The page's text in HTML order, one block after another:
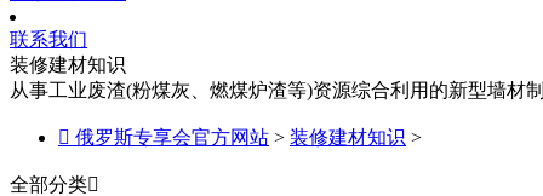
联系我们
装修建材知识
从事工业废渣(粉煤灰、燃煤炉渣等)资源综合利用的新型墙材
 俄罗斯专享会官方网站 > 装修建材知识 >
全部分类